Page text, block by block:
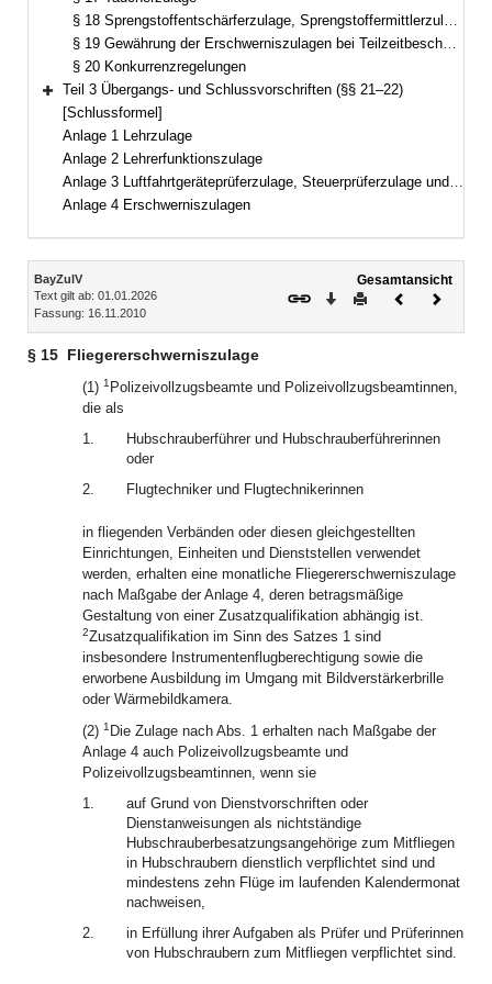
§ 18 Sprengstoffentschärferzulage, Sprengstoffermittlerzulage
§ 19 Gewährung der Erschwerniszulagen bei Teilzeitbeschäftigung
§ 20 Konkurrenzregelungen
Bereich erweitern
Teil 3 Übergangs- und Schlussvorschriften (§§ 21–22)
[Schlussformel]
Anlage 1 Lehrzulage
Anlage 2 Lehrerfunktionszulage
Anlage 3 Luftfahrtgeräteprüferzulage, Steuerprüferzulage und Justizwachtmeisterzulage
Anlage 4 Erschwerniszulagen
Inhalt
BayZulV
Text gilt ab: 01.01.2026
Fassung: 16.11.2010
Gesamtansicht
Download
DruckenVorheriges
§ 15 Fliegererschwerniszulage
(1) 1 Polizeivollzugsbeamte und Polizeivollzugsbeamtinnen,
die als
1.
Hubschrauberführer und Hubschrauberführerinnen
oder
2.
Flugtechniker und Flugtechnikerinnen
in fliegenden Verbänden oder diesen gleichgestellten
Einrichtungen, Einheiten und Dienststellen verwendet
werden, erhalten eine monatliche Fliegererschwerniszulage
nach Maßgabe der Anlage 4, deren betragsmäßige
Gestaltung von einer Zusatzqualifikation abhängig ist.
2Zusatzqualifikation im Sinn des Satzes 1 sind
insbesondere Instrumentenflugberechtigung sowie die
erworbene Ausbildung im Umgang mit Bildverstärkerbrille
oder Wärmebildkamera.
(2) 1 Die Zulage nach Abs. 1 erhalten nach Maßgabe der
Anlage 4 auch Polizeivollzugsbeamte und
Polizeivollzugsbeamtinnen, wenn sie
1.
auf Grund von Dienstvorschriften oder
Dienstanweisungen als nichtständige
Hubschrauberbesatzungsangehörige zum Mitfliegen
in Hubschraubern dienstlich verpflichtet sind und
mindestens zehn Flüge im laufenden Kalendermonat
nachweisen,
2.
in Erfüllung ihrer Aufgaben als Prüfer und Prüferinnen
von Hubschraubern zum Mitfliegen verpflichtet sind.